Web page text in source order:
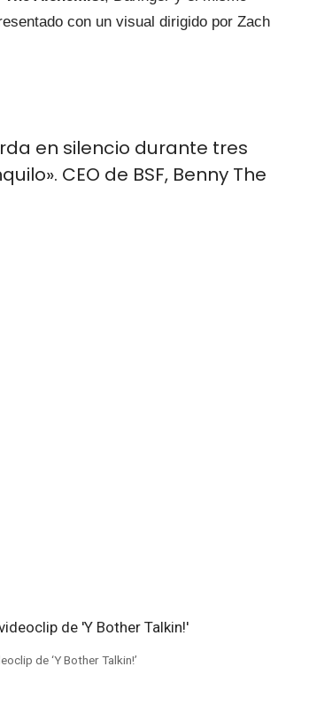
con un visual dirigido por Zach
en silencio durante tres
CEO de BSF, Benny The
de ‘Y Bother Talkin!’